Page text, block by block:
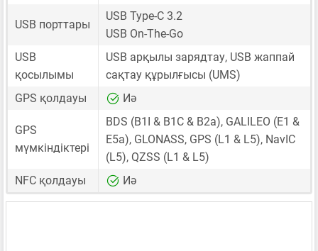
USB порттары
USB Type-C 3.2
USB On-The-Go
USB
қосылымы
USB арқылы зарядтау, USB жаппай
сақтау құрылғысы (UMS)
GPS қолдауы
Иә
GPS
мүмкіндіктері
BDS (B1I & B1C & B2a), GALILEO (E1 &
E5a), GLONASS, GPS (L1 & L5), NavIC
(L5), QZSS (L1 & L5)
NFC қолдауы
Иә